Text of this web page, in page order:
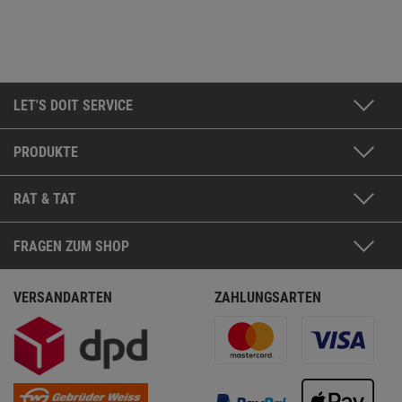
LET'S DOIT SERVICE
PRODUKTE
RAT & TAT
FRAGEN ZUM SHOP
VERSANDARTEN ZAHLUNGSARTEN